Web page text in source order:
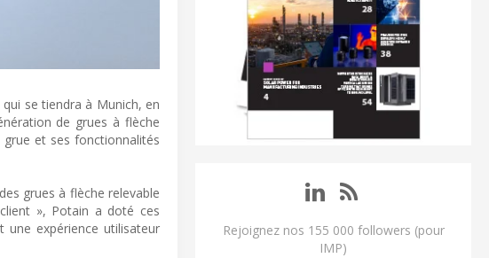
se tiendra à Munich, en
de grues à flèche
et ses fonctionnalités
grues à flèche relevable
», Potain a doté ces
une expérience utilisateur
Rejoignez nos 155 000 followers (pour
IMP)